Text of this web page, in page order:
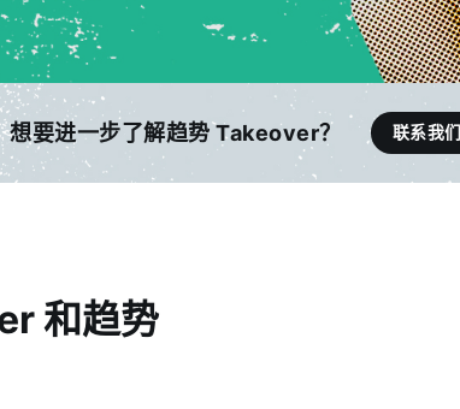
想要进一步了解趋势 Takeover？ 联系我们
和趋势